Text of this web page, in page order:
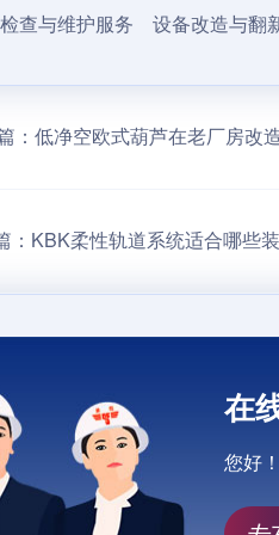
检查与维护服务 设备改造与翻
： 低净空欧式葫芦在老厂房改
： KBK柔性轨道系统适合哪些
在
您好